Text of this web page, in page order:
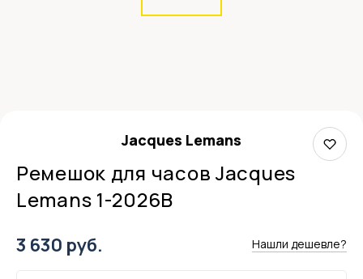
Jacques Lemans
Ремешок для часов Jacques
Lemans 1-2026B
3 630 руб. Нашли дешевле?